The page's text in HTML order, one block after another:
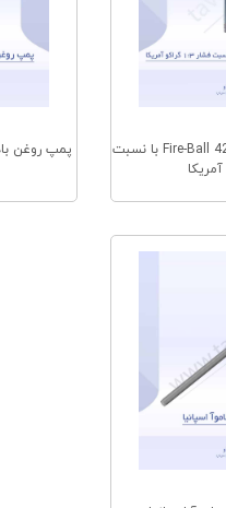
پمپ روغن بادی بشکه ای Fire-Ball 425 با نسبت